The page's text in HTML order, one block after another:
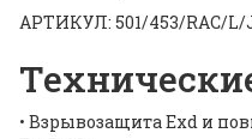
АРТИКУЛ: 501/453/RAC/L/
• Взрывозащита Exd и